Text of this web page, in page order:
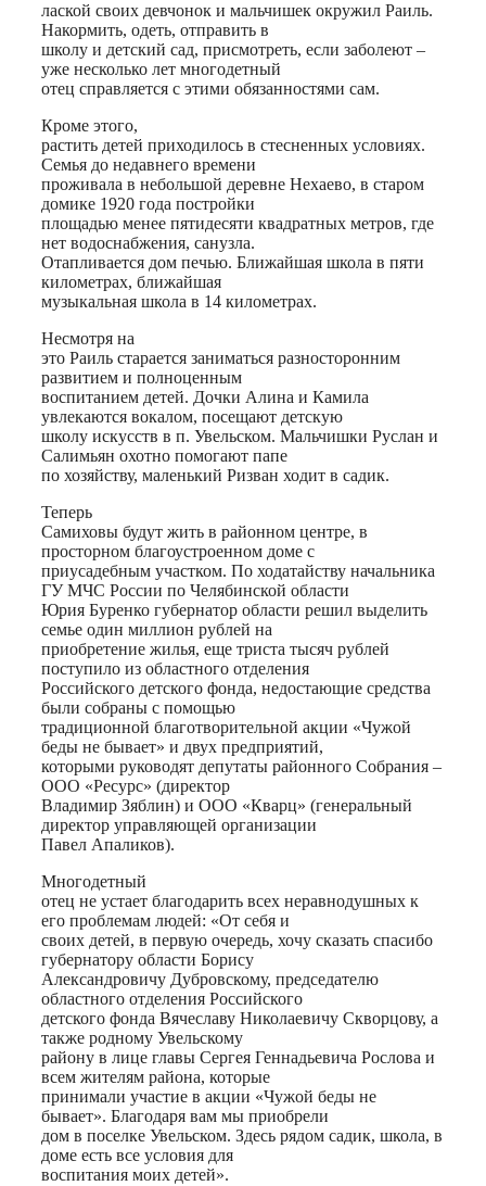
лаской своих девчонок и мальчишек окружил Раиль.
Накормить, одеть, отправить в
школу и детский сад, присмотреть, если заболеют –
уже несколько лет многодетный
отец справляется с этими обязанностями сам.
Кроме этого,
растить детей приходилось в стесненных условиях.
Семья до недавнего времени
проживала в небольшой деревне Нехаево, в старом
домике 1920 года постройки
площадью менее пятидесяти квадратных метров, где
нет водоснабжения, санузла.
Отапливается дом печью. Ближайшая школа в пяти
километрах, ближайшая
музыкальная школа в 14 километрах.
Несмотря на
это Раиль старается заниматься разносторонним
развитием и полноценным
воспитанием детей. Дочки Алина и Камила
увлекаются вокалом, посещают детскую
школу искусств в п. Увельском. Мальчишки Руслан и
Салимьян охотно помогают папе
по хозяйству, маленький Ризван ходит в садик.
Теперь
Самиховы будут жить в районном центре, в
просторном благоустроенном доме с
приусадебным участком. По ходатайству начальника
ГУ МЧС России по Челябинской области
Юрия Буренко губернатор области решил выделить
семье один миллион рублей на
приобретение жилья, еще триста тысяч рублей
поступило из областного отделения
Российского детского фонда, недостающие средства
были собраны с помощью
традиционной благотворительной акции «Чужой
беды не бывает» и двух предприятий,
которыми руководят депутаты районного Собрания –
ООО «Ресурс» (директор
Владимир Зяблин) и ООО «Кварц» (генеральный
директор управляющей организации
Павел Апаликов).
Многодетный
отец не устает благодарить всех неравнодушных к
его проблемам людей: «От себя и
своих детей, в первую очередь, хочу сказать спасибо
губернатору области Борису
Александровичу Дубровскому, председателю
областного отделения Российского
детского фонда Вячеславу Николаевичу Скворцову, а
также родному Увельскому
району в лице главы Сергея Геннадьевича Рослова и
всем жителям района, которые
принимали участие в акции «Чужой беды не
бывает». Благодаря вам мы приобрели
дом в поселке Увельском. Здесь рядом садик, школа, в
доме есть все условия для
воспитания моих детей».